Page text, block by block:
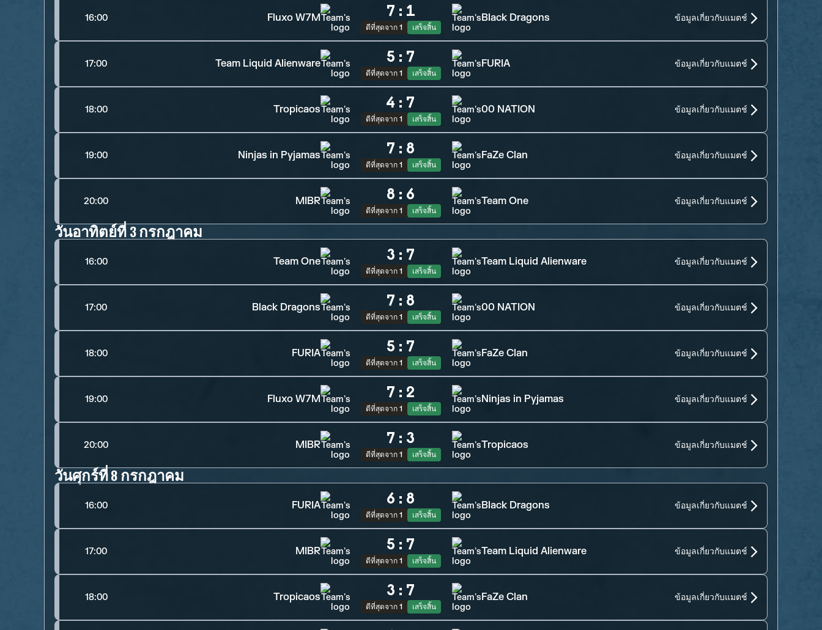
16:00 Fluxo W7M 7 : 1
ดีที่สุดจาก 1 เสร็จสิ้น
Black Dragons ข้อมูลเกี่ยวกับแมตช์
17:00 Team Liquid Alienware 5 : 7
ดีที่สุดจาก 1 เสร็จสิ้น
FURIA ข้อมูลเกี่ยวกับแมตช์
18:00 Tropicaos 4 : 7
ดีที่สุดจาก 1 เสร็จสิ้น
00 NATION ข้อมูลเกี่ยวกับแมตช์
19:00 Ninjas in Pyjamas 7 : 8
ดีที่สุดจาก 1 เสร็จสิ้น
FaZe Clan ข้อมูลเกี่ยวกับแมตช์
20:00 MIBR 8 : 6
ดีที่สุดจาก 1 เสร็จสิ้น
Team One ข้อมูลเกี่ยวกับแมตช์
วันอาทิตย์ที่ 3 กรกฎาคม
16:00 Team One 3 : 7
ดีที่สุดจาก 1 เสร็จสิ้น
Team Liquid Alienware ข้อมูลเกี่ยวกับแมตช์
17:00 Black Dragons 7 : 8
ดีที่สุดจาก 1 เสร็จสิ้น
00 NATION ข้อมูลเกี่ยวกับแมตช์
18:00 FURIA 5 : 7
ดีที่สุดจาก 1 เสร็จสิ้น
FaZe Clan ข้อมูลเกี่ยวกับแมตช์
19:00 Fluxo W7M 7 : 2
ดีที่สุดจาก 1 เสร็จสิ้น
Ninjas in Pyjamas ข้อมูลเกี่ยวกับแมตช์
20:00 MIBR 7 : 3
ดีที่สุดจาก 1 เสร็จสิ้น
Tropicaos ข้อมูลเกี่ยวกับแมตช์
วันศุกร์ที่ 8 กรกฎาคม
16:00 FURIA 6 : 8
ดีที่สุดจาก 1 เสร็จสิ้น
Black Dragons ข้อมูลเกี่ยวกับแมตช์
17:00 MIBR 5 : 7
ดีที่สุดจาก 1 เสร็จสิ้น
Team Liquid Alienware ข้อมูลเกี่ยวกับแมตช์
18:00 Tropicaos 3 : 7
ดีที่สุดจาก 1 เสร็จสิ้น
FaZe Clan ข้อมูลเกี่ยวกับแมตช์